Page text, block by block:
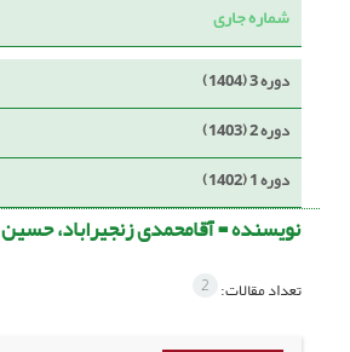
شماره جاری
دوره 3 (1404)
دوره 2 (1403)
دوره 1 (1402)
نویسنده =آقامحمدی زنجیراباد، حسین
تعداد مقالات: 2